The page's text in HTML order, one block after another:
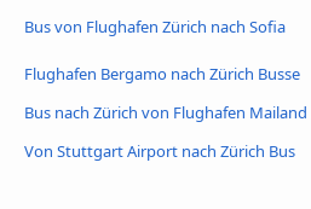
Bus von Flughafen Zürich nach Sofia
Flughafen Bergamo nach Zürich Busse
Bus nach Zürich von Flughafen
Von Stuttgart Airport nach Zürich Bus